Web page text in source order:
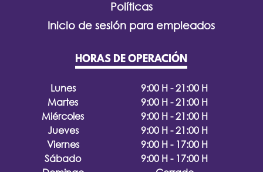
Políticas
Inicio de sesión para empleados
HORAS DE OPERACIÓN
Lunes
9:00 H - 21:00 H
Martes
9:00 H - 21:00 H
Miércoles
9:00 H - 21:00 H
Jueves
9:00 H - 21:00 H
Viernes
9:00 H - 17:00 H
Sábado
9:00 H - 17:00 H